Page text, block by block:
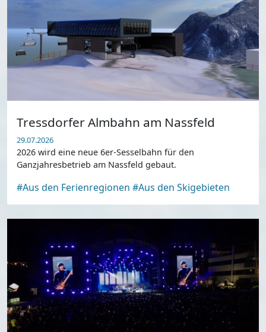
Tressdorfer Almbahn am Nassfeld
29.07.2026
2026 wird eine neue 6er-Sesselbahn für den
Ganzjahresbetrieb am Nassfeld gebaut.
#Aus den Ferienregionen #Aus den Skigebieten